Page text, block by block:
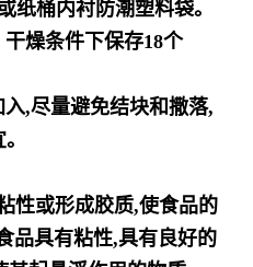
纸桶内衬防潮塑料袋。
燥条件下保存18个
,尽量避免结块和撒落,
性或形成胶质,使食品的
品具有粘性,具有良好的